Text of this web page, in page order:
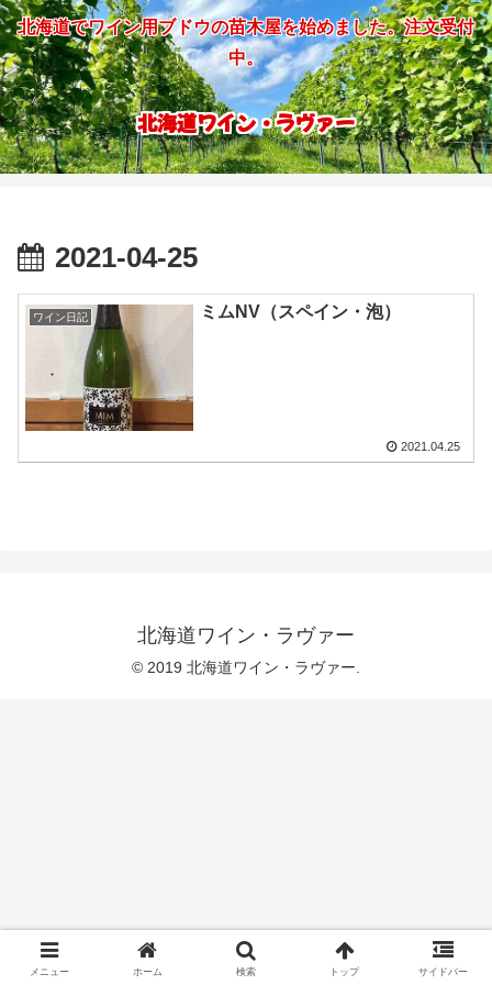
北海道でワイン用ブドウの苗木屋を始めました。注文受付
中。
北海道ワイン・ラヴァー
2021-04-25
ワイン日記 ミムNV（スペイン・泡）
2021.04.25
北海道ワイン・ラヴァー
© 2019 北海道ワイン・ラヴァー.
メニュー ホーム 検索 トップ サイドバー